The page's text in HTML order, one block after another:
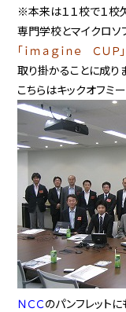
※本来は１１校で１校
専門学校とマイクロ
「ｉｍａｇｉｎｅ ＣＵ
取り掛かることに成り
こちらはキックオフミ
ＮＣＣのパンフレット